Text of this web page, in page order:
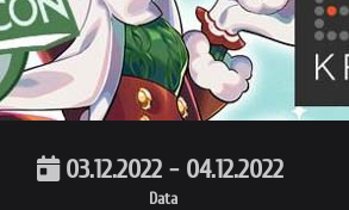
Data
03.12.2022 - 04.12.2022